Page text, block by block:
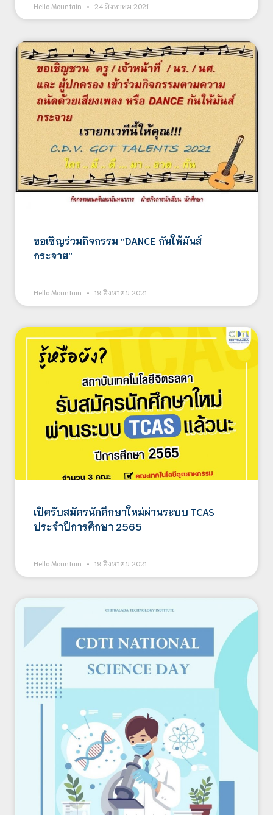
Hello Mountain 24 สิงหาคม 2021
ขอเชิญร่วมกิจกรรม “DANCE กันให้มันส์
กระจาย”
Hello Mountain 19 สิงหาคม 2021
เปิดรับสมัครนักศึกษาใหม่ผ่านระบบ TCAS
ประจำปีการศึกษา 2565
Hello Mountain 19 สิงหาคม 2021